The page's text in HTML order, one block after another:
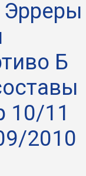
Эрреры
Б
10/11
2010